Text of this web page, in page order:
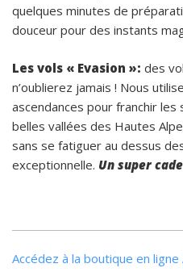
quelques minutes de
douceur pour des instants
Les vols « Evasion »: des
n’oublierez jamais ! Nous
ascendances pour franchir
belles vallées des Hautes
sans se fatiguer au dessus
exceptionnelle. Un super
Accédez à la boutique en ligne